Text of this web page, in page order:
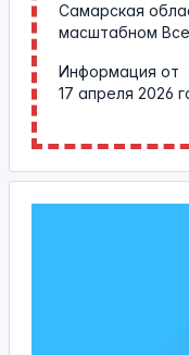
Самарская
масштабном
Информация от
17 апреля 2026